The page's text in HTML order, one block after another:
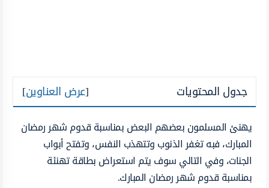
جدول المحتويات [عرض العناوين]
يهنئ المسلمون بعضهم البعض بمناسبة قدوم شهر رمضان
المبارك، فبه تغفر الذنوب وتتهذب النفس، وتفتح أبواب
الجنات، وفي التالي سوف يتم استعراض بطاقة تهنئة
بمناسبة قدوم شهر رمضان المبارك.